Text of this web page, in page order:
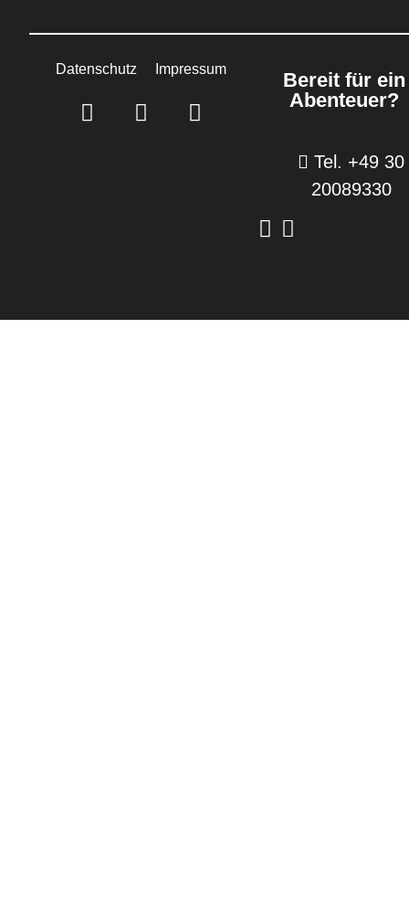
Datenschutz Impressum
Bereit für ein
Abenteuer?
Tel. +49 30
20089330